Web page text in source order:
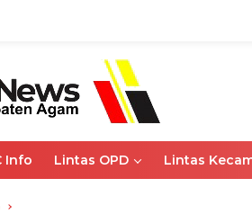
Info Lintas OPD Lintas